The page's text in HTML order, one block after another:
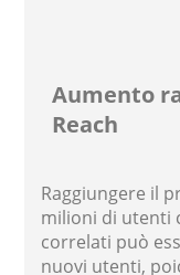
Aumento
Reach
Raggiungere il
milioni di utenti
correlati può
nuovi utenti,